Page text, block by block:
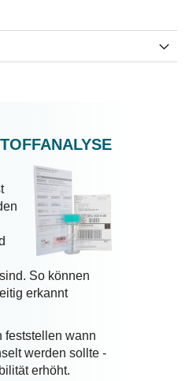
So können
erkannt
feststellen wann
werden sollte -
erhöht.